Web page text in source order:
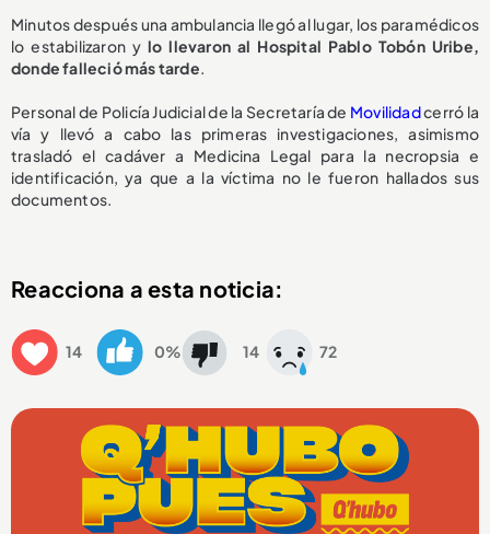
Minutos después una ambulancia llegó al lugar, los paramédicos
lo estabilizaron ylo llevaron al Hospital Pablo Tobón Uribe,
donde falleció más tarde.
Personal de Policía Judicial de la Secretaría de Movilidadcerró la
vía y llevó a cabo las primeras investigaciones, asimismo
trasladó el cadáver a Medicina Legal para la necropsia e
identificación, ya que a la víctima no le fueron hallados sus
documentos.
Reacciona a esta noticia:
14 0% 14 72